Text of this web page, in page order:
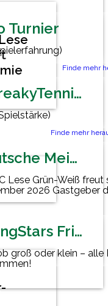
Turnier
Finde mehr
5. FreakyTennisFriday
Finde mehr
Deutsche Meisterschaft Herren 60
Lese Grün-Weiß
2026 Gastgeber
YoungStars Friday
groß oder klein –